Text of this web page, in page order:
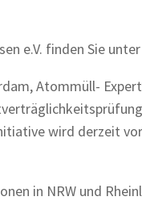
e.V. finden Sie unter
Atommüll-
wird derzeit
in NRW und